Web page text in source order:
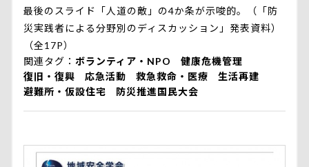
最後のスライド「人道の敵」の4か条が示唆的。（「防
災実践者による分野別のディスカッション」発表資料）
（全17P）
関連タグ
ボランティア・NPO
健康危機管理
復旧・復興
応急活動 救急救命・医療
生活再建
避難所・仮設住宅
防災推進国民大会